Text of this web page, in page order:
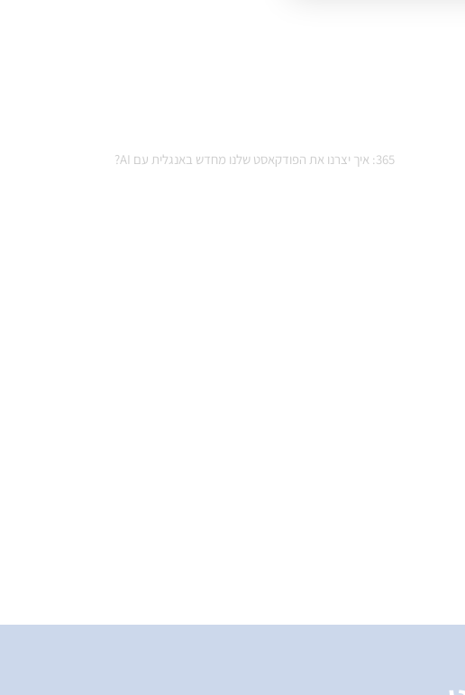
365: איך יצרנו את הפודקאסט שלנו מחדש באנגלית עם AI?